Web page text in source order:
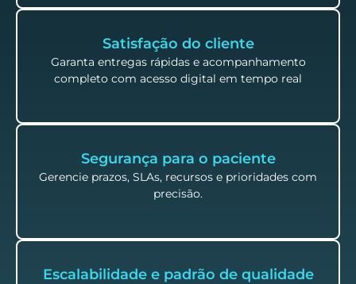
Satisfação do cliente
Garanta entregas rápidas e acompanhamento
completo com acesso digital em tempo real
Segurança para o paciente
Gerencie prazos, SLAs, recursos e prioridades com
precisão.
Escalabilidade e padrão de qualidade